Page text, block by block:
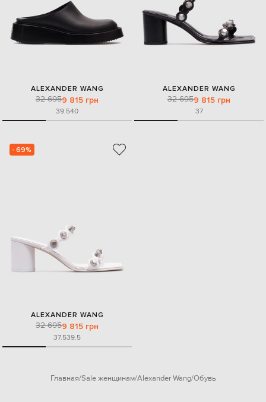
ALEXANDER WANG
32 6959 815 грн
39.540
ALEXANDER WANG
32 6959 815 грн
37
- 69%
ALEXANDER WANG
32 6959 815 грн
37.539.5
Главная Sale женщинам Alexander Wang Обувь